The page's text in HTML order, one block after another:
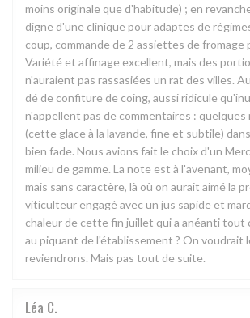
moins originale que d'habitude) ; en
digne d'une clinique pour adaptes de
coup, commande de 2 assiettes de fromage
Variété et affinage excellent, mais des
n'auraient pas rassasiées un rat des villes.
dé de confiture de coing, aussi ridicule
n'appellent pas de commentaires : quelques
(cette glace à la lavande, fine et subtile)
bien fade. Nous avions fait le choix d'un
milieu de gamme. La note est à l'avenant,
mais sans caractère, là où on aurait aimé la
viticulteur engagé avec un jus sapide et
chaleur de cette fin juillet qui a anéanti tout
au piquant de l'établissement ? On voudrait
reviendrons. Mais pas tout de suite.
Léa C